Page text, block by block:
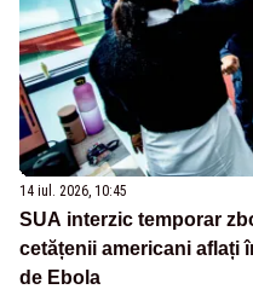
14 iul. 2026, 10:45
SUA interzic temporar
cetățenii americani aflați
de Ebola